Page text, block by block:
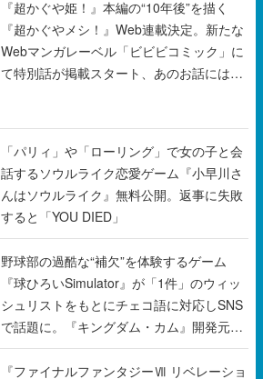
て特別話が掲載スタート、あのお話には…
まだ続きがある！
「パリィ」や「ローリング」で女の子と会
んはソウルライク』無料公開。返事に失敗
すると「YOU DIED」
野球部の過酷な“補欠”を体験するゲーム
『球ひろいSimulator』が「1件」のウィッ
シュリストをもとにチェコ語に対応しSNS
で話題に。『キングダム・カム』開発元や
チェコのプロ野球選手から称賛の声
『ファイナルファンタジーⅦ リベレーショ
ン』の新映像が8月26日早朝に公開へ。
『FF7』リメイクシリーズの完結編、
「gamescom」のオープニングナイトライ